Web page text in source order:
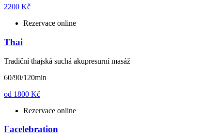
2200 Kč
Rezervace online
Thai
Tradiční thajská suchá akupresurní masáž
60/90/120min
od 1800 Kč
Rezervace online
Facelebration